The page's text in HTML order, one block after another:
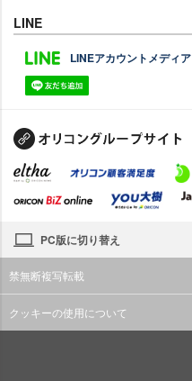
LINE
LINEアカウントメディア
PC版に切り替え
禁無断複写転載
クッキーの使用について